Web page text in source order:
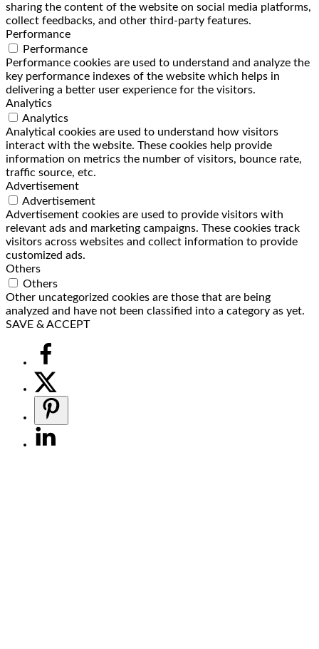
sharing the content of the website on social media platforms,
collect feedbacks, and other third-party features.
Performance
Performance
Performance cookies are used to understand and analyze the
key performance indexes of the website which helps in
delivering a better user experience for the visitors.
Analytics
Analytics
Analytical cookies are used to understand how visitors
interact with the website. These cookies help provide
information on metrics the number of visitors, bounce rate,
traffic source, etc.
Advertisement
Advertisement
Advertisement cookies are used to provide visitors with
relevant ads and marketing campaigns. These cookies track
visitors across websites and collect information to provide
customized ads.
Others
Others
Other uncategorized cookies are those that are being
analyzed and have not been classified into a category as yet.
SAVE & ACCEPT